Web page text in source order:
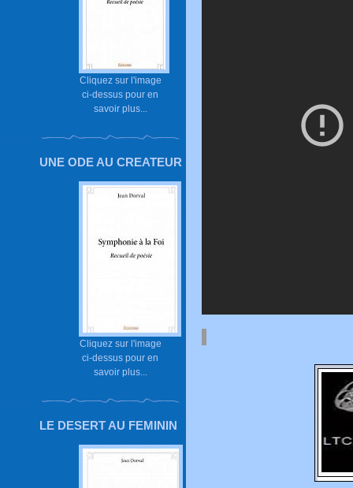
Cliquez sur l'image
ci-dessus pour en
savoir plus...
UNE ODE AU CREATEUR
Cliquez sur l'image
ci-dessus pour en
savoir plus...
LE DESERT AU FEMININ